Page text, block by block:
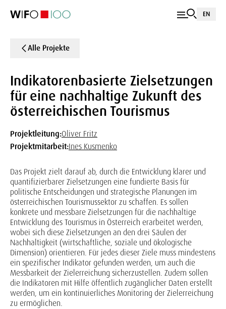
EN
Alle Projekte
Indikatorenbasierte Zielsetzungen
für eine nachhaltige Zukunft des
österreichischen Tourismus
Projektleitung:Oliver Fritz
Projektmitarbeit:Ines Kusmenko
Das Projekt zielt darauf ab, durch die Entwicklung klarer und
quantifizierbarer Zielsetzungen eine fundierte Basis für
politische Entscheidungen und strategische Planungen im
österreichischen Tourismussektor zu schaffen. Es sollen
konkrete und messbare Zielsetzungen für die nachhaltige
Entwicklung des Tourismus in Österreich erarbeitet werden,
wobei sich diese Zielsetzungen an den drei Säulen der
Nachhaltigkeit (wirtschaftliche, soziale und ökologische
Dimension) orientieren. Für jedes dieser Ziele muss mindestens
ein spezifischer Indikator gefunden werden, um auch die
Messbarkeit der Zielerreichung sicherzustellen. Zudem sollen
die Indikatoren mit Hilfe öffentlich zugänglicher Daten erstellt
werden, um ein kontinuierliches Monitoring der Zielerreichung
zu ermöglichen.